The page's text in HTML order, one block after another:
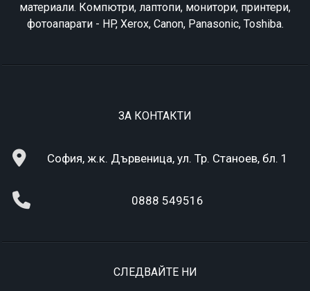
материали. Компютри, лаптопи, монитори, принтери,
фотоапарати - HP, Xerox, Canon, Panasonic, Toshiba.
ЗА КОНТАКТИ
София, ж.к. Дървеница, ул. Тр. Станоев, бл. 1
0888 549516
СЛЕДВАЙТЕ НИ